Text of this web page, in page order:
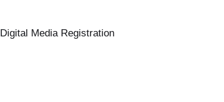
Digital Media Registration